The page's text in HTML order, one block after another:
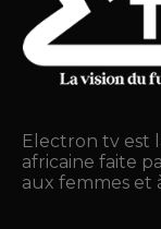
Electron tv est
africaine faite
aux femmes et